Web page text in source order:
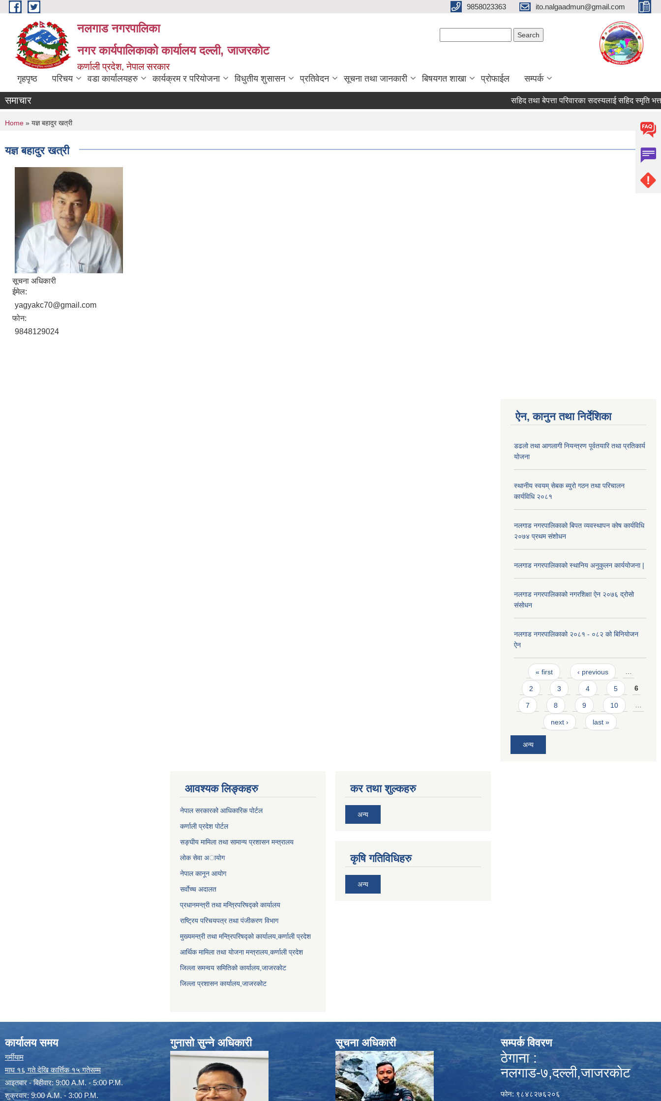
Skip to main content 9858023363 ito.nalgaadmun@gmail.com
नलगाड नगरपालिका
नगर कार्यपालिकाको कार्यालय दल्ली, जाजरकाेट
कर्णाली प्रदेश, नेपाल सरकार
गृहपृष्ठ परिचय वडा कार्यालयहरु कार्यक्रम र परियोजना विधुतीय शुसासन प्रतिवेदन सूचना तथा जानकारी बिषयगत शाखा प्रोफाईल सम्पर्क
समाचार सहिद तथा बेपत्ता परिवारका सदस्यलाई सहिद स्मृति भत्ता
You are here
Home » यज्ञ बहादुर खत्री
यज्ञ बहादुर खत्री
सूचना अधिकारी
ईमेल:
yagyakc70@gmail.com
फोन:
9848129024
ऐन, कानुन तथा निर्देशिका
डढलो तथा आगलागी नियन्त्रण पूर्वतयारि तथा प्रतिकार्य
योजना
स्थानीय स्वयम् सेबक ब्युरो गठन तथा परिचालन
कार्यविधि २०८१
नलगाड नगरपालिकाको बिपत व्यवस्थापन कोष कार्यविधि
२०७४ प्रथम संशोधन
नलगाड नगरपालिकाको स्थानिय अनुकुलन कार्ययोजना |
नलगाड नगरपालिकाको नगरशिक्षा ऐन २०७६ द्रोसो
संसोधन
नलगाड नगरपालिकाको २०८१ - ०८२ को बिनियोजन
ऐन
Pages
« first ‹ previous …
2 3 4 5 6
7 8 9 10 …
next › last »
अन्य
आवश्यक लिङ्कहरु
नेपाल सरकारको आधिकारिक पोर्टल
कर्णाली प्रदेश पोर्टल
सङ्घीय मामिला तथा सामान्य प्रशासन मन्त्रालय
लाेक सेवा अायाेग
नेपाल कानून आयोग
सर्वाेच्च अदालत
प्रधानमन्त्री तथा मन्त्रिपरिषद्को कार्यालय
राष्ट्रिय परिचयपत्र तथा पंजीकरण विभाग
मुख्यमन्त्री तथा मन्त्रिपरिषद्को कार्यालय,कर्णाली प्रदेश
आर्थिक मामिला तथा योजना मन्त्रालय,कर्णाली प्रदेश
जिल्ला समन्वय समितिको कार्यालय,जाजरकाेट
जिल्ला प्रशासन कार्यालय,जाजरकोट
कर तथा शुल्कहरु
अन्य
कृषि गतिविधिहरु
अन्य
कार्यालय समय
गर्मीयाम
माघ १६ गते देखि कार्त्तिक १५ गतेसम्म
आइतबार - बिहीवार: 9:00 A.M. - 5:00 P.M.
शुक्रवार: 9:00 A.M. - 3:00 P.M.
गुनासो सुन्ने अधिकारी सूचना अधिकारी सम्पर्क विवरण
ठेगाना :
नलगाड-७,दल्ली,जाजरकाेट
फोन: ९८४८२७६२०६